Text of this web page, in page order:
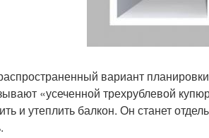
вариант
«усеченной трехрублевой
и утеплить балкон. Он станет